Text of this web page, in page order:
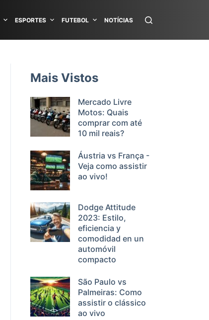
ESPORTES FUTEBOL NOTÍCIAS
Mais Vistos
Mercado Livre
Motos: Quais
comprar com até
10 mil reais?
Áustria vs França -
Veja como assistir
ao vivo!
Dodge Attitude
2023: Estilo,
eficiencia y
comodidad en un
automóvil
compacto
São Paulo vs
Palmeiras: Como
assistir o clássico
ao vivo